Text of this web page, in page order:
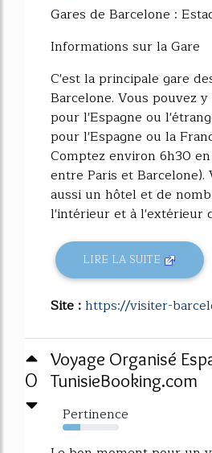
Gares de Barcelone :
Informations sur la Gare
C'est la principale gare
Barcelone. Vous pouvez
pour l'Espagne ou
pour l'Espagne ou la
Comptez environ 6h30
entre Paris et Barcelone).
aussi un hôtel et de
l'intérieur et à l'extérieur
LIRE LA SUITE
Site :https://visiter-
0
Voyage Organisé
TunisieBooking.com
Pertinence
31%